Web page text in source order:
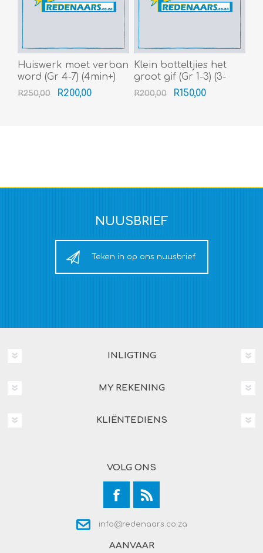
Huiswerk moet verban
word (Gr 4-7) (4min+)
R250,00 R200,00
Klein botteltjies het
groot gif (Gr 1-3) (3-
3.5min)
R200,00 R150,00
NUUSBRIEF
Teken in op ons nuusbrief
INLIGTING
MY REKENING
KLIËNTEDIENS
VOLG ONS
info@redenaars.co.za
AANVAAR